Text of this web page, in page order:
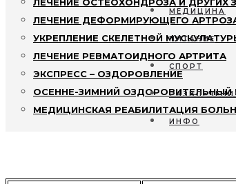
МЕДИЦИНА
ЛЕЧЕНИЕ ДЕФОРМИРУЮЩЕГО
УКРЕПЛЕНИЕ СКЕЛЕТНОЙ
ЛЕЧЕНИЕ РЕВМАТОИДНОГО АРТРИТА
ЭКСПРЕСС – ОЗДОРОВЛЕНИЕ
ОСЕННЕ-ЗИМНИЙ ОЗДОРОВИТЕЛЬНЫЙ
МЕДИЦИНСКАЯ РЕАБИЛИТАЦИЯ
ПИТАНИЕ
СПОРТ
ИНФО
ПАРНАЯ
Стоимость сеанса, руб.